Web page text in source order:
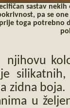
sastav
pa se
prije toga potrebno
zidna
u